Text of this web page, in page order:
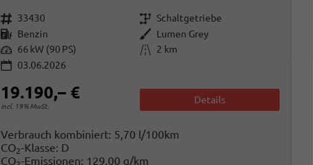
Fahrzeugnr. 33430 Getriebe Schaltgetriebe
Kraftstoff Benzin Außenfarbe Lumen Grey
Leistung 66 kW (90 PS) Kilometerstand 2 km
03.06.2026
19.190,– €
incl. 19% MwSt.
Details
Verbrauch kombiniert: 5,70 l/100km
CO2-Klasse: D
CO -Emissionen: 129,00 g/km